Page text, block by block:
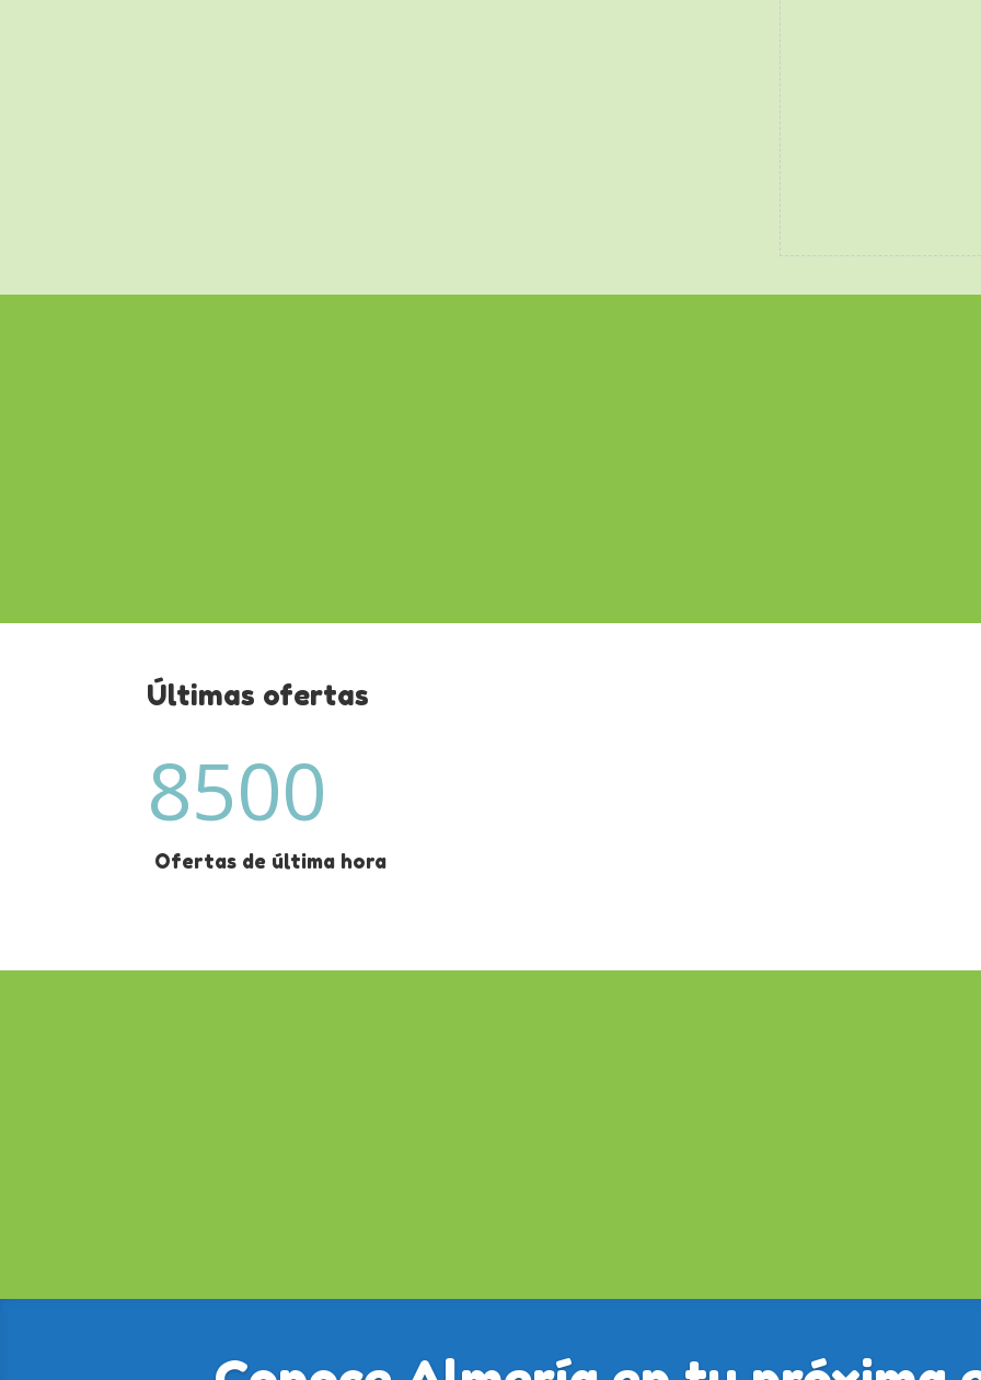
Últimas ofertas
8500
Ofertas de última hora